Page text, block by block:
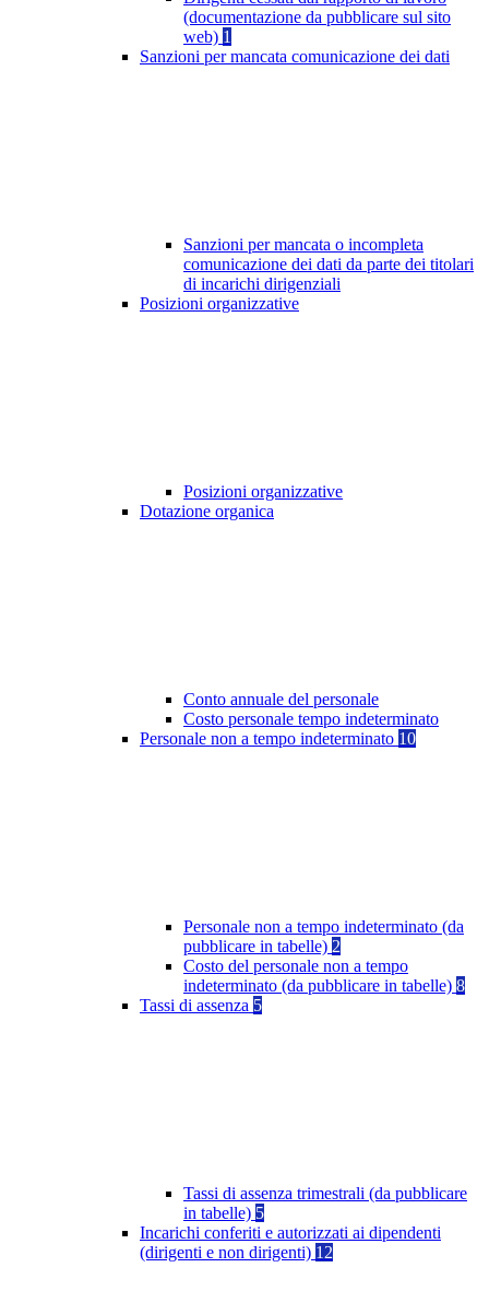
(documentazione da pubblicare sul sito
web) 1
Sanzioni per mancata comunicazione dei dati
Sanzioni per mancata o incompleta
comunicazione dei dati da parte dei titolari
di incarichi dirigenziali
Posizioni organizzative
Posizioni organizzative
Dotazione organica
Conto annuale del personale
Costo personale tempo indeterminato
Personale non a tempo indeterminato 10
Personale non a tempo indeterminato (da
pubblicare in tabelle) 2
Costo del personale non a tempo
indeterminato (da pubblicare in tabelle) 8
Tassi di assenza 5
Tassi di assenza trimestrali (da pubblicare
in tabelle) 5
Incarichi conferiti e autorizzati ai dipendenti
(dirigenti e non dirigenti) 12